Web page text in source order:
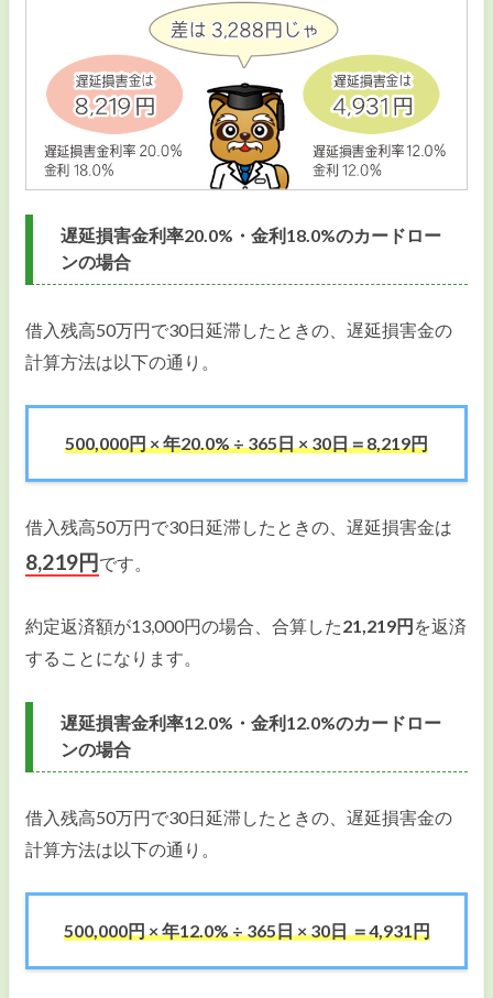
遅延損害金利率20.0%・金利18.0%のカードロー
ンの場合
借入残高50万円で30日延滞したときの、遅延損害金の
計算方法は以下の通り。
500,000円 × 年20.0% ÷ 365日 × 30日＝8,219円
借入残高50万円で30日延滞したときの、遅延損害金は
8,219円です。
約定返済額が13,000円の場合、合算した21,219円を返済
することになります。
遅延損害金利率12.0%・金利12.0%のカードロー
ンの場合
借入残高50万円で30日延滞したときの、遅延損害金の
計算方法は以下の通り。
500,000円 × 年12.0% ÷ 365日 × 30日 ＝4,931円